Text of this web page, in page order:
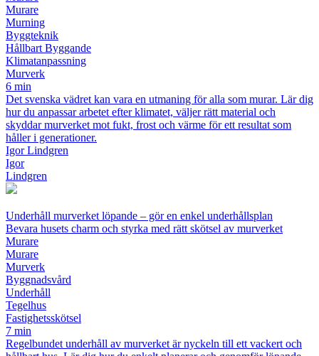
Murare
Murning
Byggteknik
Hållbart Byggande
Klimatanpassning
Murverk
6 min
Det svenska vädret kan vara en utmaning för alla som murar. Lär dig
hur du anpassar arbetet efter klimatet, väljer rätt material och
skyddar murverket mot fukt, frost och värme för ett resultat som
håller i generationer.
Igor Lindgren
Igor
Lindgren
Underhåll murverket löpande – gör en enkel underhållsplan
Bevara husets charm och styrka med rätt skötsel av murverket
Murare
Murare
Murverk
Byggnadsvård
Underhåll
Tegelhus
Fastighetsskötsel
7 min
Regelbundet underhåll av murverket är nyckeln till ett vackert och